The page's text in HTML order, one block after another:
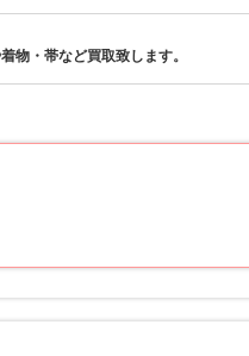
物・帯など買取致します。